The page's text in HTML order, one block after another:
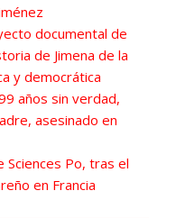
documental de
de Jimena de la
y democrática
años sin verdad,
asesinado en
Sciences Po, tras el
en Francia